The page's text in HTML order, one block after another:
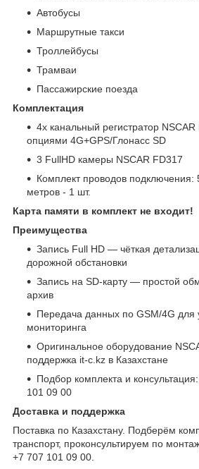
Автобусы
Маршрутные такси
Троллейбусы
Трамваи
Пассажирские поезда
Комплектация
4х канальный регистратор
опциями 4G+GPS/Глонасс SD
3 FullHD камеры NSCAR FD317
Комплект проводов подключения:
метров - 1 шт.
Карта памяти в комплект не входит!
Преимущества
Запись Full HD — чёткая
дорожной обстановки
Запись на SD-карту — простой
архив
Передача данных по GSM/4G для
мониторинга
Оригинальное оборудование
поддержка it-c.kz в Казахстане
Подбор комплекта и
101 09 00
Доставка и поддержка
Поставка по Казахстану. Подберём
транспорт, проконсультируем по
+7 707 101 09 00.